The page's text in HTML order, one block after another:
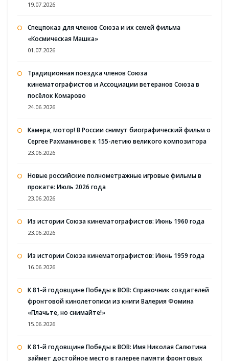
19.07.2026
Спецпоказ для членов Союза и их семей фильма
«Космическая Машка»
01.07.2026
Традиционная поездка членов Союза
кинематографистов и Ассоциации ветеранов Союза в
посёлок Комарово
24.06.2026
Камера, мотор! В России снимут биографический фильм о
Сергее Рахманинове к 155-летию великого композитора
23.06.2026
Новые российские полнометражные игровые фильмы в
прокате: Июль 2026 года
23.06.2026
Из истории Союза кинематографистов: Июнь 1960 года
23.06.2026
Из истории Союза кинематографистов: Июнь 1959 года
16.06.2026
К 81-й годовщине Победы в ВОВ: Справочник создателей
фронтовой кинолетописи из книги Валерия Фомина
«Плачьте, но снимайте!»
15.06.2026
К 81-й годовщине Победы в ВОВ: Имя Николая Салютина
займет достойное место в галерее памяти фронтовых